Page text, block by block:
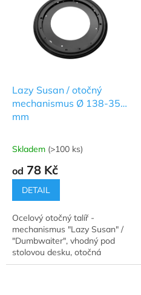
Lazy Susan / otočný
mechanismus Ø 138-354
mm
Průměrné
produktu
5,0
5
hvězdiček.
Skladem (>100 ks)
od 78 Kč
DETAIL
Ocelový otočný talíř -
mechanismus "Lazy Susan" /
"Dumbwaiter", vhodný pod
stolovou desku, otočná
sedadla s nosností max. 50